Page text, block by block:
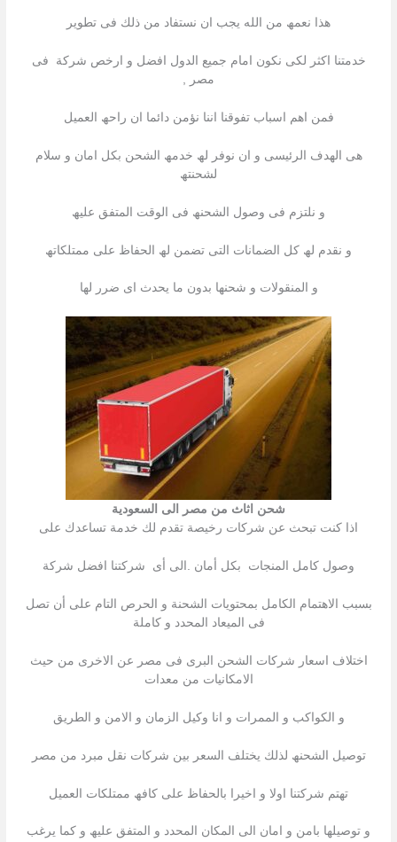
ھذا نعمھ من الله یجب ان نستفاد من ذلك فى تطویر
خدمتنا اكثر لكى نكون امام جمیع الدول افضل و ارخص شركة فى
مصر ,
فمن اھم اسباب تفوقنا اننا نؤمن دائما ان راحھ العمیل
ھى الھدف الرئیسى و ان نوفر لھ خدمھ الشحن بكل امان و سلام
لشحنتھ
و نلتزم فى وصول الشحنھ فى الوقت المتفق علیھ
و نقدم لھ كل الضمانات التى تضمن لھ الحفاظ على ممتلكاتھ
و المنقولات و شحنھا بدون ما یحدث اى ضرر لھا
شحن اثاث من مصر الى السعودية
اذا كنت تبحث عن شركات رخیصة تقدم لك خدمة تساعدك على
وصول كامل المنجات بكل أمان .الى أى شركتنا افضل شركة
بسبب الاھتمام الكامل بمحتویات الشحنة و الحرص التام على أن تصل
فى المیعاد المحدد و كاملة
اختلاف اسعار شركات الشحن البرى فى مصر عن الاخرى من حیث
الامكانیات من معدات
و الكواكب و الممرات و انا وكيل الزمان و الامن و الطريق
توصیل الشحنھ لذلك یختلف السعر بین شركات نقل مبرد من مصر
تھتم شركتنا اولا و اخیرا بالحفاظ على كافھ ممتلكات العمیل
و توصیلھا بامن و امان الى المكان المحدد و المتفق علیھ و كما یرغب